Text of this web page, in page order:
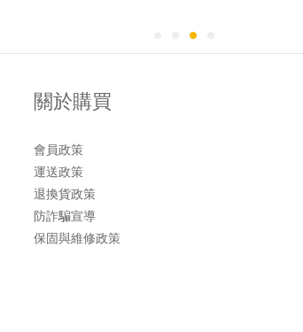
關於購買
會員政策
運送政策
退換貨政策
防詐騙宣導
保固與維修政策